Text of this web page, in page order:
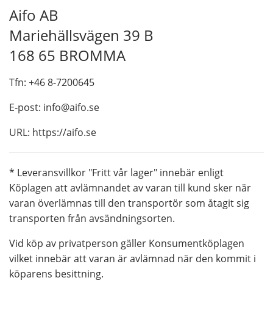
Aifo AB
Mariehällsvägen 39 B
168 65 BROMMA
Tfn: +46 8-7200645
E-post: info@aifo.se
URL: https://aifo.se
* Leveransvillkor "Fritt vår lager" innebär enligt
Köplagen att avlämnandet av varan till kund sker när
varan överlämnas till den transportör som åtagit sig
transporten från avsändningsorten.
Vid köp av privatperson gäller Konsumentköplagen
vilket innebär att varan är avlämnad när den kommit i
köparens besittning.